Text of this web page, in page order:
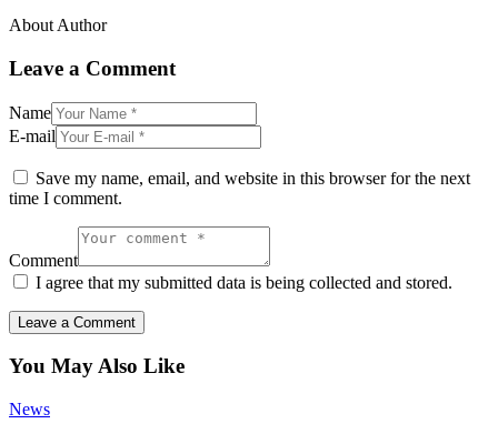
About Author
Leave a Comment
Name
E-mail
Save my name, email, and website in this browser for the next
time I comment.
Comment
I agree that my submitted data is being collected and stored.
You May Also Like
News